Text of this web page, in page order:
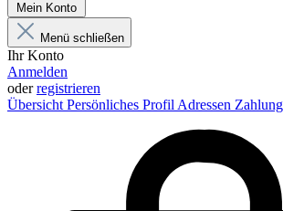
Mein Konto
Menü schließen
Ihr Konto
Anmelden
oderregistrieren
Übersicht Persönliches Profil Adressen